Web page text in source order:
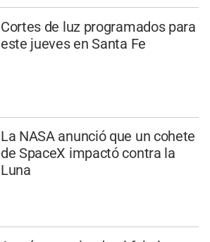
Cortes de luz programados para
este jueves en Santa Fe
La NASA anunció que un cohete
de SpaceX impactó contra la
Luna